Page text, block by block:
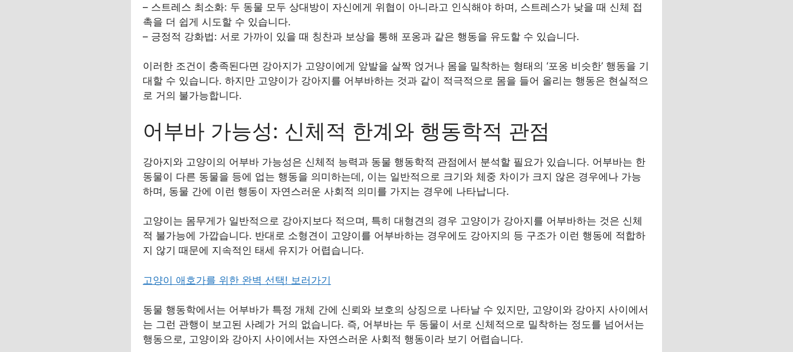
– 스트레스 최소화: 두 동물 모두 상대방이 자신에게 위협이 아니라고 인식해야 하며, 스트레스가 낮을 때 신체 접
촉을 더 쉽게 시도할 수 있습니다.
– 긍정적 강화법: 서로 가까이 있을 때 칭찬과 보상을 통해 포옹과 같은 행동을 유도할 수 있습니다.
이러한 조건이 충족된다면 강아지가 고양이에게 앞발을 살짝 얹거나 몸을 밀착하는 형태의 ‘포옹 비슷한’ 행동을 기
대할 수 있습니다. 하지만 고양이가 강아지를 어부바하는 것과 같이 적극적으로 몸을 들어 올리는 행동은 현실적으
로 거의 불가능합니다.
어부바 가능성: 신체적 한계와 행동학적 관점
강아지와 고양이의 어부바 가능성은 신체적 능력과 동물 행동학적 관점에서 분석할 필요가 있습니다. 어부바는 한
동물이 다른 동물을 등에 업는 행동을 의미하는데, 이는 일반적으로 크기와 체중 차이가 크지 않은 경우에나 가능
하며, 동물 간에 이런 행동이 자연스러운 사회적 의미를 가지는 경우에 나타납니다.
고양이는 몸무게가 일반적으로 강아지보다 적으며, 특히 대형견의 경우 고양이가 강아지를 어부바하는 것은 신체
적 불가능에 가깝습니다. 반대로 소형견이 고양이를 어부바하는 경우에도 강아지의 등 구조가 이런 행동에 적합하
지 않기 때문에 지속적인 태세 유지가 어렵습니다.
고양이 애호가를 위한 완벽 선택! 보러가기
동물 행동학에서는 어부바가 특정 개체 간에 신뢰와 보호의 상징으로 나타날 수 있지만, 고양이와 강아지 사이에서
는 그런 관행이 보고된 사례가 거의 없습니다. 즉, 어부바는 두 동물이 서로 신체적으로 밀착하는 정도를 넘어서는
행동으로, 고양이와 강아지 사이에서는 자연스러운 사회적 행동이라 보기 어렵습니다.